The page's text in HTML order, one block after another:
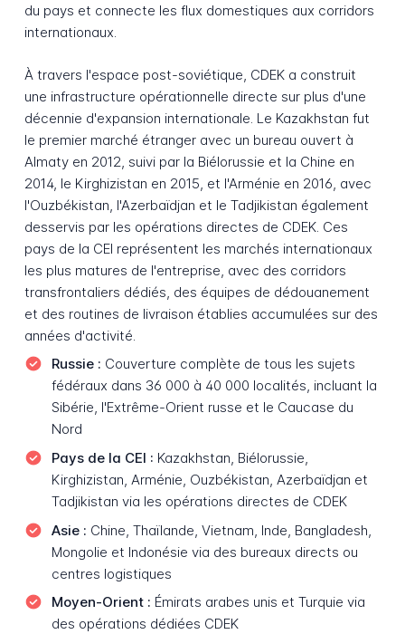
du pays et connecte les flux domestiques aux corridors
internationaux.
À travers l'espace post-soviétique, CDEK a construit
une infrastructure opérationnelle directe sur plus d'une
décennie d'expansion internationale. Le Kazakhstan fut
le premier marché étranger avec un bureau ouvert à
Almaty en 2012, suivi par la Biélorussie et la Chine en
2014, le Kirghizistan en 2015, et l'Arménie en 2016, avec
l'Ouzbékistan, l'Azerbaïdjan et le Tadjikistan également
desservis par les opérations directes de CDEK. Ces
pays de la CEI représentent les marchés internationaux
les plus matures de l'entreprise, avec des corridors
transfrontaliers dédiés, des équipes de dédouanement
et des routines de livraison établies accumulées sur des
années d'activité.
Russie : Couverture complète de tous les sujets
fédéraux dans 36 000 à 40 000 localités, incluant la
Sibérie, l'Extrême-Orient russe et le Caucase du
Nord
Pays de la CEI : Kazakhstan, Biélorussie,
Kirghizistan, Arménie, Ouzbékistan, Azerbaïdjan et
Tadjikistan via les opérations directes de CDEK
Asie : Chine, Thaïlande, Vietnam, Inde, Bangladesh,
Mongolie et Indonésie via des bureaux directs ou
centres logistiques
Moyen-Orient : Émirats arabes unis et Turquie via
des opérations dédiées CDEK